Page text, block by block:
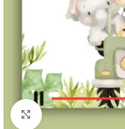
Clique para ampliar